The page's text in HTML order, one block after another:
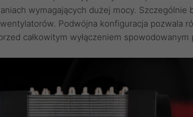
wymagających dużej mocy. Szczególnie
Podwójna konfiguracja pozwala
całkowitym wyłączeniem spowodowanym